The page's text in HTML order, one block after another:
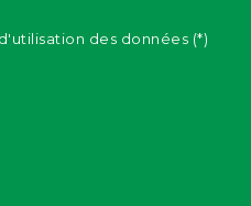
des données (*)